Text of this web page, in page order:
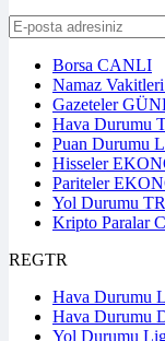
Borsa CANLI
Namaz Vakitleri
Gazeteler
Hava Durumu
Puan Durumu
Hisseler
Pariteler
Yol Durumu
Kripto Paralar
REGTR
Hava Durumu
Hava Durumu
Yol Durumu